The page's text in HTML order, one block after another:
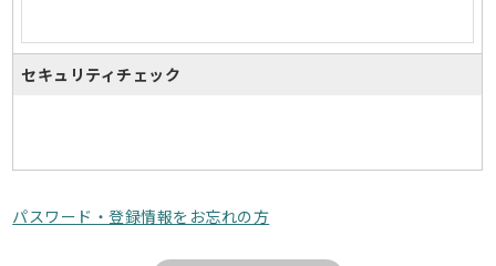
セキュリティチェック
パスワード・登録情報をお忘れの方